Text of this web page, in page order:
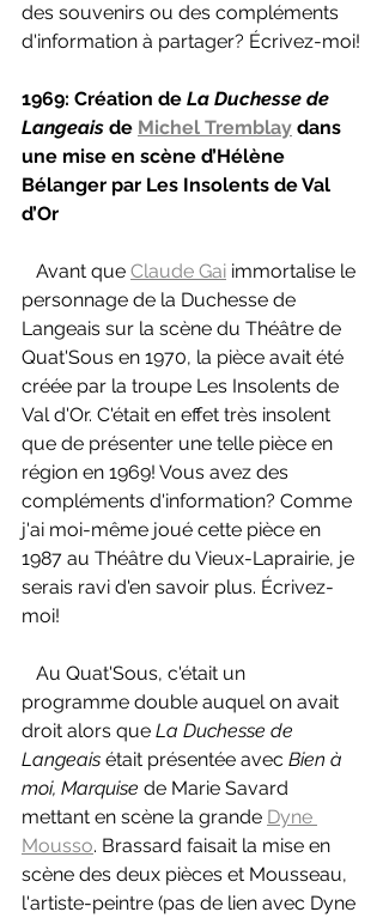
des souvenirs ou des compléments
d'information à partager? Écrivez-moi!
1969: Création de La Duchesse de
Langeais de Michel Tremblay dans
une mise en scène d’Hélène
Bélanger par Les Insolents de Val
d’Or
   Avant que
Claude Gai immortalise le
personnage de la Duchesse de
Langeais sur la scène du Théâtre de
Quat'Sous en 1970, la pièce avait été
créée par la troupe Les Insolents de
Val d'Or. C'était en effet très insolent
que de présenter une telle pièce en
région en 1969! Vous avez des
compléments d'information? Comme
j'ai moi-même joué cette pièce en
1987 au Théâtre du Vieux-Laprairie, je
serais ravi d'en savoir plus. Écrivez-
moi!
programme double auquel on avait
droit alors que La Duchesse de
Langeais était présentée avec Bien à
moi, Marquise de Marie Savard
mettant en scène la grande Dyne
Mousso. Brassard faisait la mise en
scène des deux pièces et Mousseau,
l'artiste-peintre (pas de lien avec Dyne